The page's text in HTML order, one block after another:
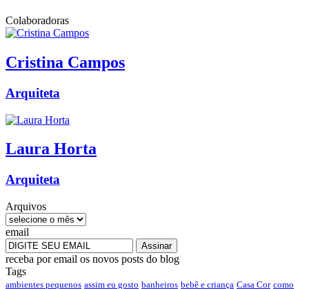
Colaboradoras
Cristina Campos
Arquiteta
Laura Horta
Arquiteta
Arquivos
email
receba por email os novos posts do blog
Tags
ambientes pequenos assim eu gosto banheiros bebê e criança Casa Cor como